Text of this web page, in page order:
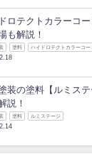
ロテクトカラーコ
も解説！
塗料 ハイドロテクトカラーコー
装の塗料【ルミス
説！
塗料 ルミステージ